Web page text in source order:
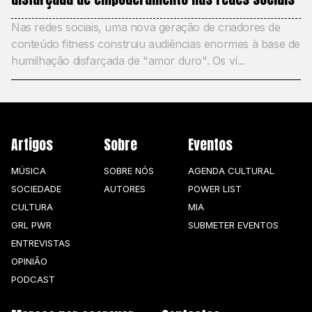
Nas redes sociais, uma nova geração de criadores de
conteúdo fitness construiu audiências enormes à base de
humilhação disfarçada de "amor duro". Os ví...
Artigos
MÚSICA
SOCIEDADE
CULTURA
GRL PWR
ENTREVISTAS
OPINIÃO
PODCAST
Sobre
SOBRE NÓS
AUTORES
Eventos
AGENDA CULTURAL
POWER LIST
MIA
SUBMETER EVENTOS